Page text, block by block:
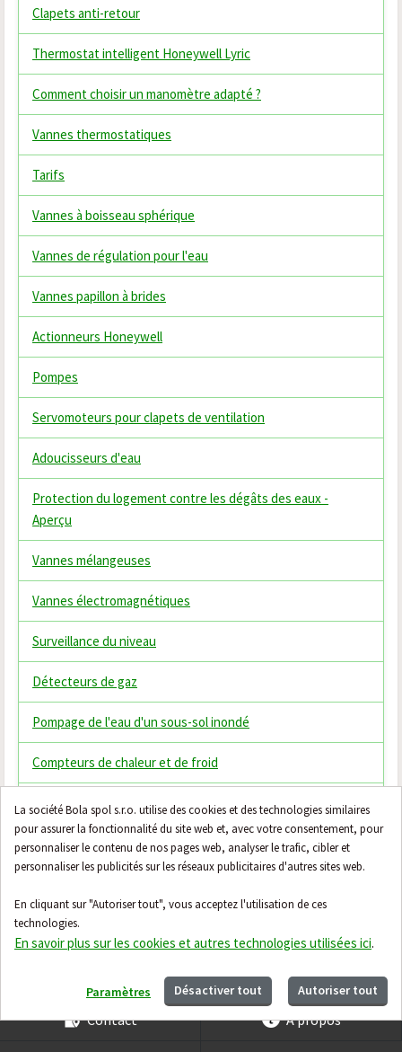
La société Bola spol s.r.o. utilise des cookies et des technologies similaires
pour assurer la fonctionnalité du site web et, avec votre consentement, pour
personnaliser le contenu de nos pages web, analyser le trafic, cibler et
personnaliser les publicités sur les réseaux publicitaires d'autres sites web.
En cliquant sur "Autoriser tout", vous acceptez l'utilisation de ces
technologies.
En savoir plus sur les cookies et autres technologies utilisées ici.
Paramètres Désactiver tout Autoriser tout
Clapets anti-retour
Thermostat intelligent Honeywell Lyric
Comment choisir un manomètre adapté ?
Vannes thermostatiques
Tarifs
Vannes à boisseau sphérique
Vannes de régulation pour l'eau
Vannes papillon à brides
Actionneurs Honeywell
Pompes
Servomoteurs pour clapets de ventilation
Adoucisseurs d'eau
Protection du logement contre les dégâts des eaux -
Aperçu
Vannes mélangeuses
Vannes électromagnétiques
Surveillance du niveau
Détecteurs de gaz
Pompage de l'eau d'un sous-sol inondé
Compteurs de chaleur et de froid
Thermostats
Vannes mélangeuses thermostatiques
Honeywell Evohome
Contact À propos